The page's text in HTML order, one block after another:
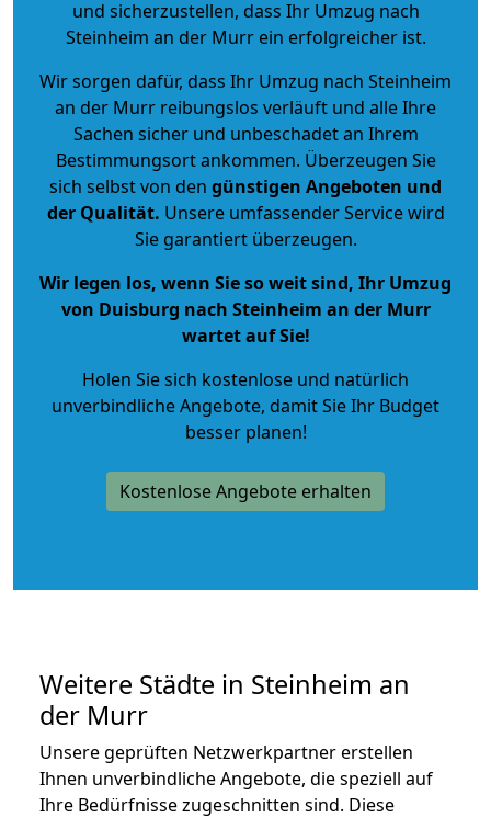
und sicherzustellen, dass Ihr Umzug nach
Steinheim an der Murr ein erfolgreicher ist.
Wir sorgen dafür, dass Ihr Umzug nach Steinheim
an der Murr reibungslos verläuft und alle Ihre
Sachen sicher und unbeschadet an Ihrem
Bestimmungsort ankommen. Überzeugen Sie
sich selbst von den günstigen Angeboten und
der Qualität. Unsere umfassender Service wird
Sie garantiert überzeugen.
Wir legen los, wenn Sie so weit sind, Ihr Umzug
von Duisburg nach Steinheim an der Murr
wartet auf Sie!
Holen Sie sich kostenlose und natürlich
unverbindliche Angebote, damit Sie Ihr Budget
besser planen!
Kostenlose Angebote erhalten
Weitere Städte in Steinheim an
der Murr
Unsere geprüften Netzwerkpartner erstellen
Ihnen unverbindliche Angebote, die speziell auf
Ihre Bedürfnisse zugeschnitten sind. Diese